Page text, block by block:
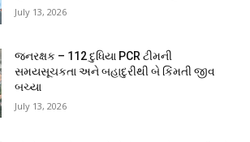
July 13, 2026
જનરક્ષક – 112 દુધિયા PCR ટીમની
સમયસૂચકતા અને બહાદુરીથી બે કિંમતી જીવ
બચ્યા
July 13, 2026